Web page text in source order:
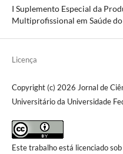
I Suplemento Especial da
Multiprofissional em Saúde
Licença
Copyright (c) 2026 Jornal de
Universitário da Universidade
Este trabalho está licenciado